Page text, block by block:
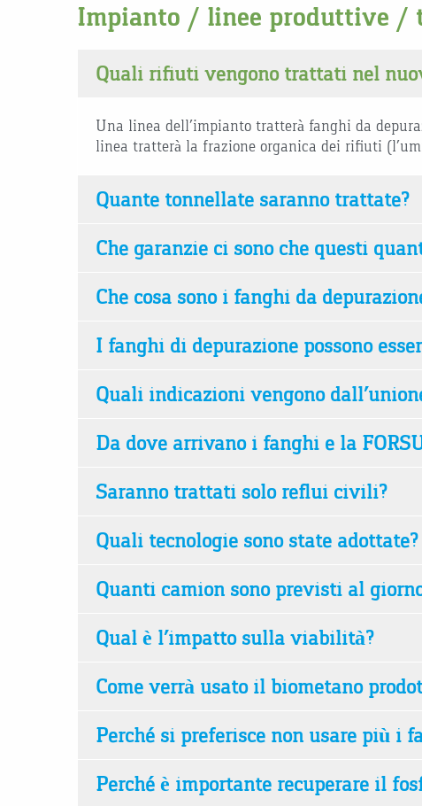
Impianto / linee produttive /
Quali rifiuti vengono trattati nel
Una linea dell’impianto tratterà fanghi da
linea tratterà la frazione organica dei rifiuti
Quante tonnellate saranno trattate?
Che garanzie ci sono che questi
Che cosa sono i fanghi da
I fanghi di depurazione possono
Quali indicazioni vengono
Da dove arrivano i fanghi e la
Saranno trattati solo reflui civili?
Quali tecnologie sono state adottate?
Quanti camion sono previsti al
Qual è l’impatto sulla viabilità?
Come verrà usato il biometano
Perché si preferisce non usare più i
Perché è importante recuperare il